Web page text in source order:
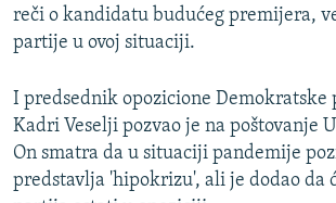
reči o kandidatu budućeg premijera,
partije u ovoj situaciji.
I predsednik opozicione Demokratske
Kadri Veselji pozvao je na poštovanje
On smatra da u situaciji pandemije
predstavlja 'hipokrizu', ali je dodao da